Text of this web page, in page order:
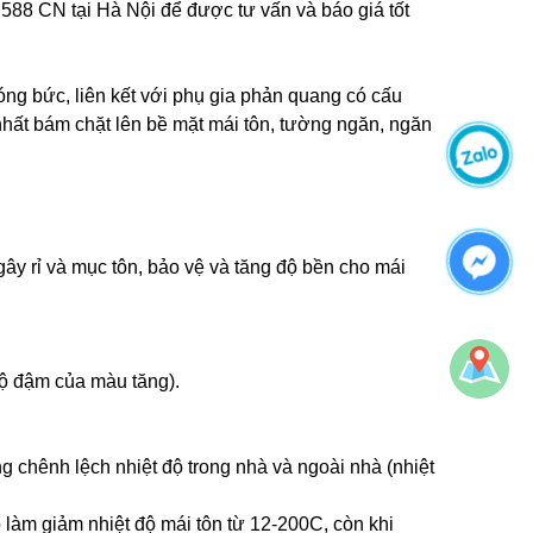
CN tại Hà Nội để được tư vấn và báo giá tốt
bức, liên kết với phụ gia phản quang có cấu
bám chặt lên bề mặt mái tôn, tường ngăn, ngăn
rỉ và mục tôn, bảo vệ và tăng độ bền cho mái
đậm của màu tăng).
chênh lệch nhiệt độ trong nhà và ngoài nhà (nhiệt
giảm nhiệt độ mái tôn từ 12-200C, còn khi